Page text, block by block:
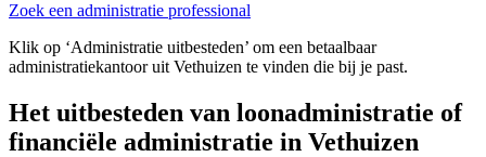
Zoek een administratie professional
Klik op ‘Administratie uitbesteden’ om een betaalbaar
administratiekantoor uit Vethuizen te vinden die bij je past.
Het uitbesteden van loonadministratie of
financiële administratie in Vethuizen